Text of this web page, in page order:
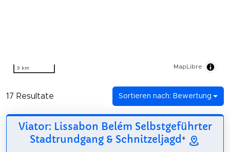
3 km MapLibre
17 Resultate Sortieren nach: Bewertung
Viator: Lissabon Belém Selbstgeführter
Stadtrundgang & Schnitzeljagd*